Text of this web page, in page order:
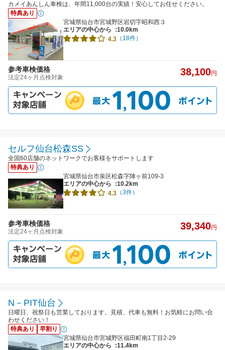
カメイあんしん車検は、年間11,000台の実績！安心してお任せください。
特典あり
宮城県仙台市宮城野区岩切字昭和西３
エリアの中心から
:10.0km
4.3 （18件）
参考車検価格
法定24ヶ月点検対象 38,100円
セルフ仙台松森SS
全国60店舗のネットワークでお客様をサポートします
特典あり
宮城県仙台市泉区松森字陣ヶ前109-3
エリアの中心から
:10.2km
4.3 （3件）
参考車検価格
法定24ヶ月点検対象 39,340円
N－PIT仙台
日曜日、祝祭日も営業しております。見積、代車も無料！お気軽にお問い合
わせください！
特典あり
早割り
宮城県仙台市宮城野区福田町南1丁目2-29
エリアの中心から
:11.4km